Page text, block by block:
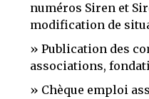
numéros Siren et
modification de
Publication des
associations,
Chèque emploi